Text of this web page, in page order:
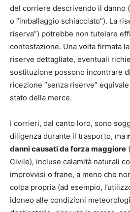
del corriere descrivendo il danno
o “imballaggio schiacciato”). La
riserva”) potrebbe non tutelare
contestazione. Una volta firmata
riserve dettagliate, eventuali
sostituzione possono incontrare
ricezione “senza riserve”
stato della merce.
I corrieri, dal canto loro, sono
diligenza durante il trasporto, ma
danni causati da forza maggiore
Civile), incluse calamità naturali
improvvisi o frane, a meno che
colpa propria (ad esempio,
idoneo alle condizioni